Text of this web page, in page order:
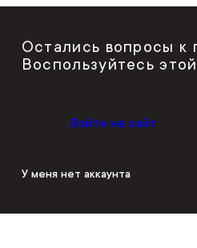
Остались вопросы к
Воспользуйтесь
Войти на сайт
У меня нет аккаунта